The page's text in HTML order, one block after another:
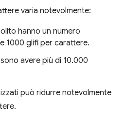
varia notevolmente:
hanno un numero
1000 glifi per carattere.
avere più di 10.000
può ridurre notevolmente